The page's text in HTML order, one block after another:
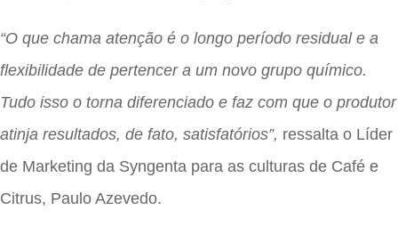
“O que chama atenção é o longo período residual e a
flexibilidade de pertencer a um novo grupo químico.
Tudo isso o torna diferenciado e faz com que o produtor
atinja resultados, de fato, satisfatórios”, ressalta o Líder
de Marketing da Syngenta para as culturas de Café e
Citrus, Paulo Azevedo.